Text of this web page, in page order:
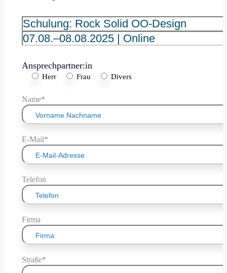
Ansprechpartner:in
Herr Frau Divers
Name*
E-Mail*
Telefon
Firma
Straße*